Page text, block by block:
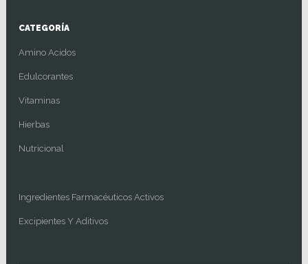
CATEGORÍA
Amino Acidos
Edulcorantes
Vitaminas
Hierbas
Nutricional
Ingredientes Farmacéuticos Activos
Excipientes Y Aditivos